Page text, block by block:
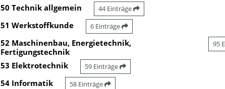
50 Technik allgemein 44 Einträge
51 Werkstoffkunde 6 Einträge
52 Maschinenbau, Energietechnik,
Fertigungstechnik
95
53 Elektrotechnik 59 Einträge
54 Informatik 58 Einträge